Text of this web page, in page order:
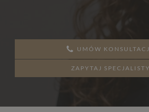
UMÓW
ZAPYTAJ SPECJALISTY